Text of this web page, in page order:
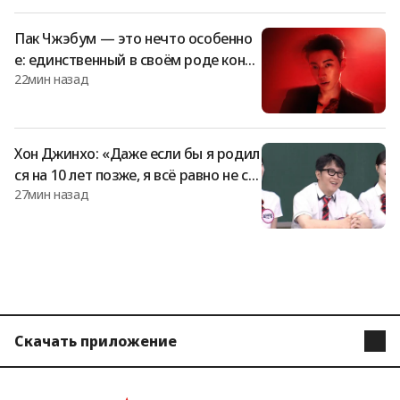
на прелюдию
Пак Чжэбум — это нечто особенно
е: единственный в своём роде конце
рт, объединяющий хип-хоп, R&B и б
22мин назад
Хон Джинхо: «Даже если бы я родил
ся на 10 лет позже, я всё равно не см
ог бы победить Фейкера.. Имё Бан
27мин назад
Скачать приложение